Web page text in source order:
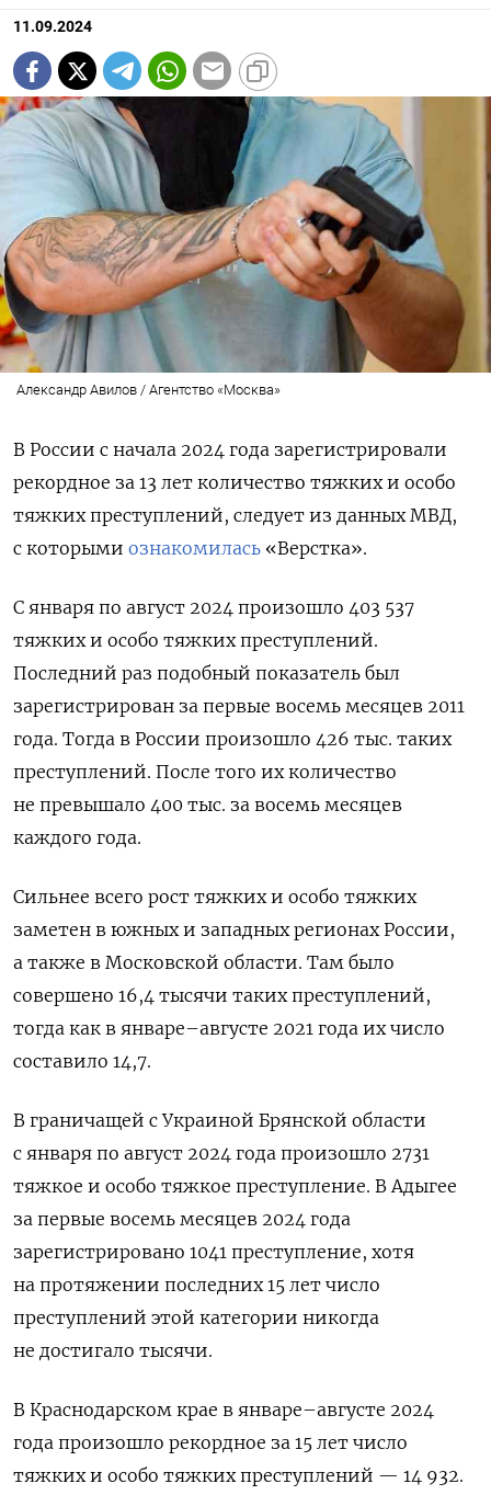
11.09.2024
Александр Авилов / Агентство «Москва»
В России с начала 2024 года зарегистрировали
рекордное за 13 лет количество тяжких и особо
тяжких преступлений, следует из данных МВД,
с которыми ознакомилась «Верстка».
С января по август 2024 произошло 403 537
тяжких и особо тяжких преступлений.
Последний раз подобный показатель был
зарегистрирован за первые восемь месяцев 2011
года. Тогда в России произошло 426 тыс. таких
преступлений. После того их количество
не превышало 400 тыс. за восемь месяцев
каждого года.
Сильнее всего рост тяжких и особо тяжких
заметен в южных и западных регионах России,
а также в Московской области. Там было
совершено 16,4 тысячи таких преступлений,
тогда как в январе–августе 2021 года их число
составило 14,7.
В граничащей с Украиной Брянской области
с января по август 2024 года произошло 2731
тяжкое и особо тяжкое преступление. В Адыгее
за первые восемь месяцев 2024 года
зарегистрировано 1041 преступление, хотя
на протяжении последних 15 лет число
преступлений этой категории никогда
не достигало тысячи.
В Краснодарском крае в январе–августе 2024
года произошло рекордное за 15 лет число
тяжких и особо тяжких преступлений — 14 932.